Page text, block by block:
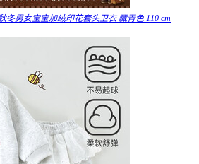
冬男女宝宝加绒印花套头卫衣 藏青色 110 cm